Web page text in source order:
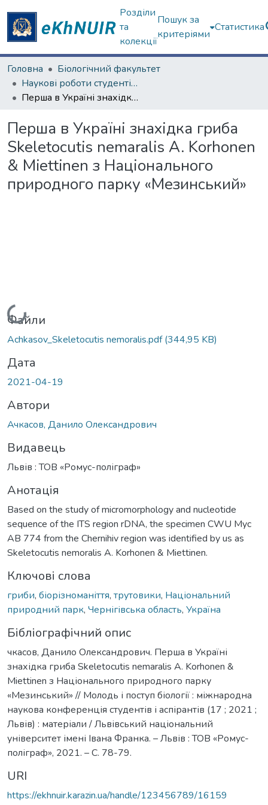
Розділи
та
колекції
Пошук за
критеріями
Статистика
Головна
Біологічний факультет
Наукові роботи студентів та аспірантів. Біологічний факультет
Перша в Україні знахідка гриба Skeletocutis nemaralis A. Korhonen & Miettinen з Національного природного парку «Мезинський»
Перша в Україні знахідка гриба
Skeletocutis nemaralis A. Korhonen
& Miettinen з Національного
природного парку «Мезинський»
Вантажиться...
Файли
Achkasov_Skeletocutis nemoralis.pdf(344,95 KB)
Дата
2021-04-19
Автори
Ачкасов, Данило Олександрович
Видавець
Львів : ТОВ «Ромус-поліграф»
Анотація
Based on the study of micromorphology and nucleotide
sequence of the ITS region rDNA, the specimen CWU Myc
AB 774 from the Chernihiv region was identified by us as
Skeletocutis nemoralis A. Korhonen & Miettinen.
Ключові слова
гриби, біорізноманіття, трутовики, Національний
природний парк, Чернігівська область, Україна
Бібліографічний опис
чкасов, Данило Олександрович. Перша в Україні
знахідка гриба Skeletocutis nemaralis A. Korhonen &
Miettinen з Національного природного парку
«Мезинський» // Молодь і поступ біології : міжнародна
наукова конференція студентів і аспірантів (17 ; 2021 ;
Львів) : матеріали / Львівський національний
університет імені Івана Франка. – Львів : ТОВ «Ромус-
поліграф», 2021. – С. 78-79.
URI
https://ekhnuir.karazin.ua/handle/123456789/16159